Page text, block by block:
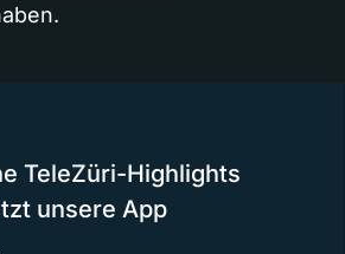
TeleZüri-Highlights
unsere App